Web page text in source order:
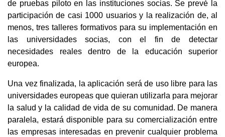
de pruebas piloto en las instituciones socias. Se prevé la
participación de casi 1000 usuarios y la realización de, al
menos, tres talleres formativos para su implementación en
las universidades socias, con el fin de detectar
necesidades reales dentro de la educación superior
europea.
Una vez finalizada, la aplicación será de uso libre para las
universidades europeas que quieran utilizarla para mejorar
la salud y la calidad de vida de su comunidad. De manera
paralela, estará disponible para su comercialización entre
las empresas interesadas en prevenir cualquier problema